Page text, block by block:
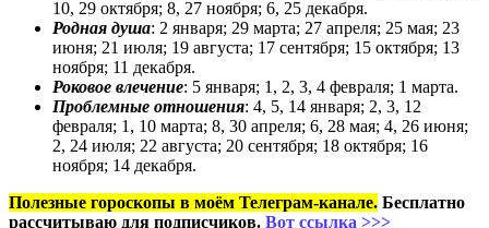
10, 29 октября; 8, 27 ноября; 6, 25 декабря.
Родная душа: 2 января; 29 марта; 27 апреля; 25 мая; 23
июня; 21 июля; 19 августа; 17 сентября; 15 октября; 13
ноября; 11 декабря.
Роковое влечение: 5 января; 1, 2, 3, 4 февраля; 1 марта.
Проблемные отношения: 4, 5, 14 января; 2, 3, 12
февраля; 1, 10 марта; 8, 30 апреля; 6, 28 мая; 4, 26 июня;
2, 24 июля; 22 августа; 20 сентября; 18 октября; 16
ноября; 14 декабря.
Полезные гороскопы в моём Телеграм-канале. Бесплатно
рассчитываю для подписчиков. Вот ссылка >>>